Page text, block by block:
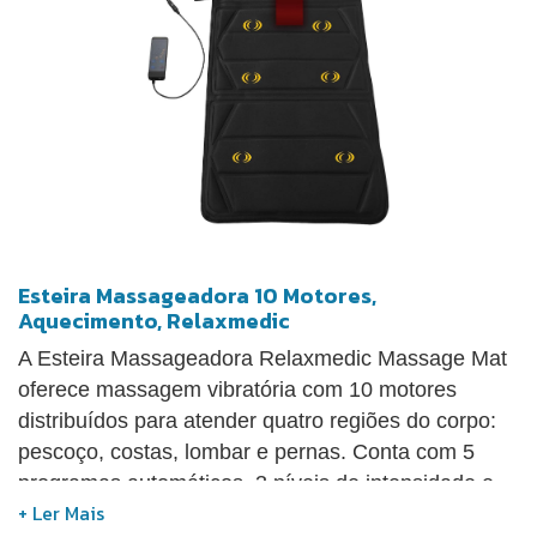
Esteira Massageadora 10 Motores,
Aquecimento, Relaxmedic
A Esteira Massageadora Relaxmedic Massage Mat
oferece massagem vibratória com 10 motores
distribuídos para atender quatro regiões do corpo:
pescoço, costas, lombar e pernas. Conta com 5
programas automáticos, 3 níveis de intensidade e
função de aquecimento localizada na região das